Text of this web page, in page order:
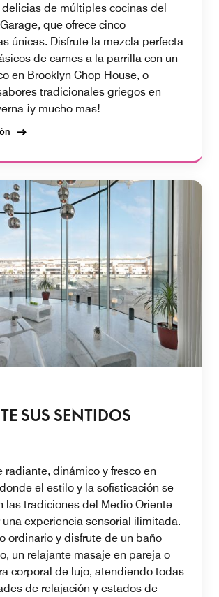
delicias de múltiples cocinas del
que ofrece cinco
únicas. Disfrute la mezcla perfecta
de carnes a la parrilla con un
en Brooklyn Chop House, o
tradicionales griegos en
¡y mucho mas!
SUS SENTIDOS
radiante, dinámico y fresco en
el estilo y la sofisticación se
las tradiciones del Medio Oriente
una experiencia sensorial ilimitada.
ordinario y disfrute de un baño
un relajante masaje en pareja o
corporal de lujo, atendiendo todas
de relajación y estados de